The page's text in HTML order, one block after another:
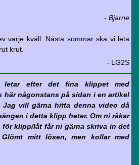
- Bjarne
varje kväll. Nästa sommar ska vi leta
krut.
- LG2S
letar efter det fina klippet med
här någonstans på sidan i en artikel
Jag vill gärna hitta denna video då
i detta klipp heter. Om ni råkar
för klipp/låt får ni gärna skriva in det
mitt lösen, men kollar med